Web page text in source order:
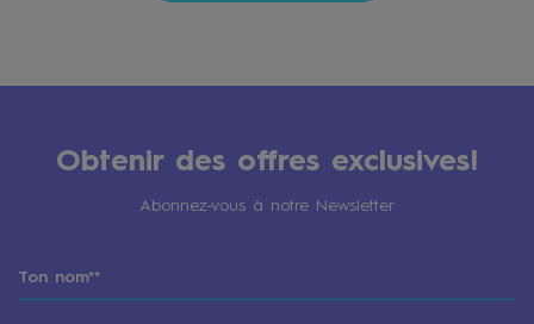
Obtenir des offres exclusives!
Abonnez-vous à notre Newsletter